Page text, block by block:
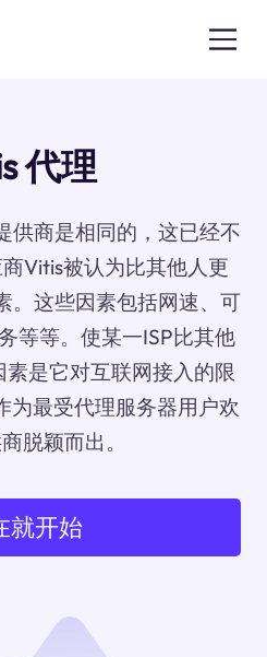
代理
供商是相同的，这已经不
Vitis被认为比其他人更
。这些因素包括网速、可
等等。使某一ISP比其他
是它对互联网接入的限
为最受代理服务器用户欢
脱颖而出。
就开始